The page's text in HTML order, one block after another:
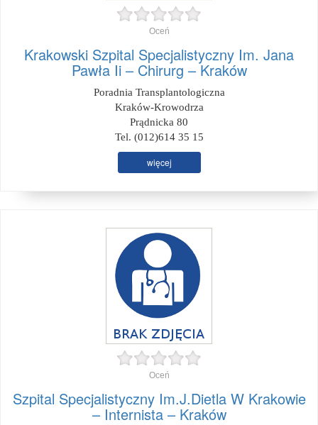
Oceń
Krakowski Szpital Specjalistyczny Im. Jana
Pawła Ii – Chirurg – Kraków
Poradnia Transplantologiczna
Kraków-Krowodrza
Prądnicka 80
Tel. (012)614 35 15
więcej
Oceń
Szpital Specjalistyczny Im.J.Dietla W Krakowie
– Internista – Kraków